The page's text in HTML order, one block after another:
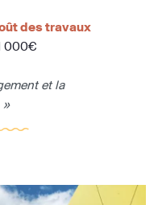
des travaux
000€
et la